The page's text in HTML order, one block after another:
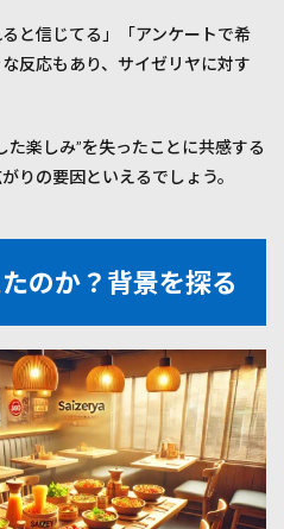
と信じてる」「アンケートで希
反応もあり、サイゼリヤに対す
た楽しみ”を失ったことに共感する
りの要因といえるでしょう。
のか？背景を探る